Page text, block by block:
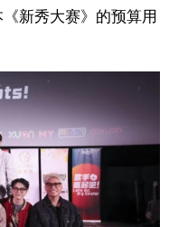
新秀大赛》的预算用